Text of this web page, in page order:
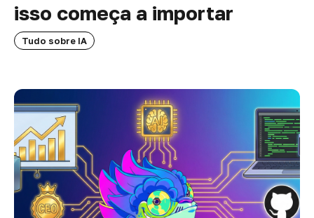
isso começa a importar
Tudo sobre IA